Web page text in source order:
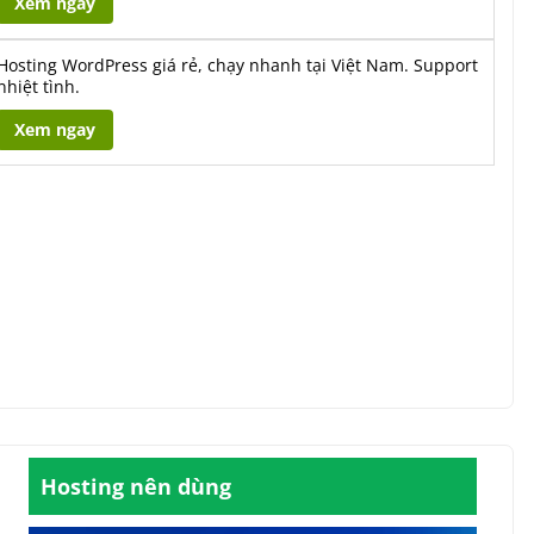
WordPress giá rẻ, chạy nhanh tại Việt Nam. Support
tình.
Xem ngay
Hosting nên dùng